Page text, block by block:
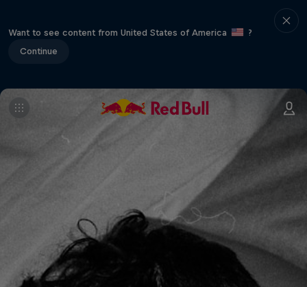
Want to see content from United States of America
?
Continue